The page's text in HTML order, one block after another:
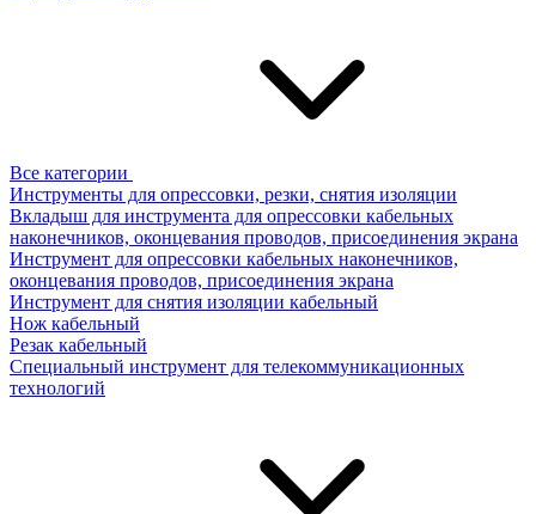
Все категории
Инструменты для опрессовки, резки, снятия изоляции
Вкладыш для инструмента для опрессовки кабельных
наконечников, оконцевания проводов, присоединения экрана
Инструмент для опрессовки кабельных наконечников,
оконцевания проводов, присоединения экрана
Инструмент для снятия изоляции кабельный
Нож кабельный
Резак кабельный
Специальный инструмент для телекоммуникационных
технологий